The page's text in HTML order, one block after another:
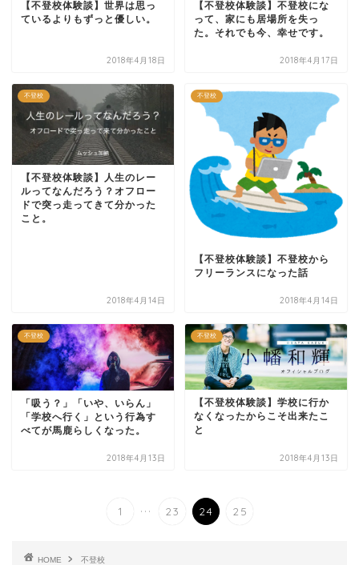
【不登校体験談】世界は思っ
ているよりもずっと優しい。
2018年4月18日
【不登校体験談】不登校にな
って、家にも居場所を失っ
た。それでも今、幸せです。
2018年4月17日
不登校
【不登校体験談】人生のレー
ルってなんだろう？オフロー
ドで突っ走ってきて分かった
こと。
2018年4月14日
不登校
【不登校体験談】不登校から
フリーランスになった話
2018年4月14日
不登校
「吸う？」「いや、いらん」
「学校へ行く」という行為す
べてが馬鹿らしくなった。
2018年4月13日
不登校
【不登校体験談】学校に行か
なくなったからこそ出来たこ
と
2018年4月13日
1 ... 23 24 25
HOME 不登校